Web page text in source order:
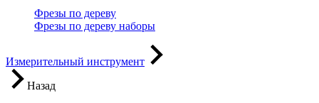
Фрезы по дереву
Фрезы по дереву наборы
Измерительный инструмент
Назад